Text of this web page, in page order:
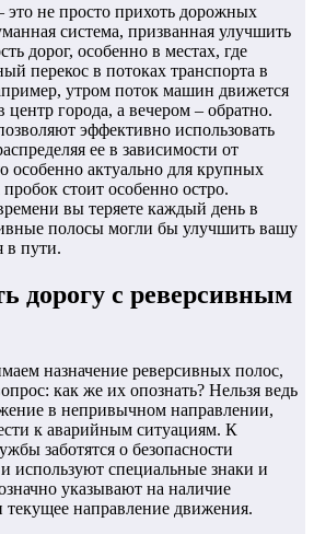
не просто прихоть дорожных
система, призванная улучшить
дорог, особенно в местах, где
перекос в потоках транспорта в
утром поток машин движется
города, а вечером – обратно.
эффективно использовать
ее в зависимости от
особенно актуально для крупных
стоит особенно остро.
вы теряете каждый день в
полосы могли бы улучшить вашу
в пути.
дорогу с реверсивным
назначение реверсивных полос,
как же их опознать? Нельзя ведь
в непривычном направлении,
к аварийным ситуациям. К
заботятся о безопасности
используют специальные знаки и
указывают на наличие
направление движения.